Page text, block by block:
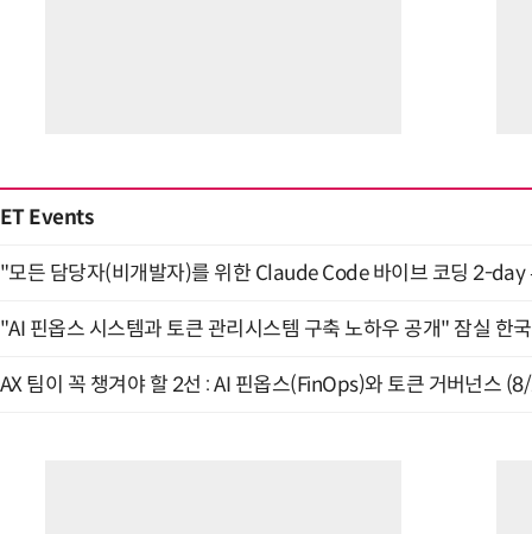
ET Events
"모든 담당자(비개발자)를 위한 Claude Code 바이브 코딩 2-
"AI 핀옵스 시스템과 토큰 관리시스템 구축 노하우 공개" 잠실 한
AX 팀이 꼭 챙겨야 할 2선 : AI 핀옵스(FinOps)와 토큰 거버넌스